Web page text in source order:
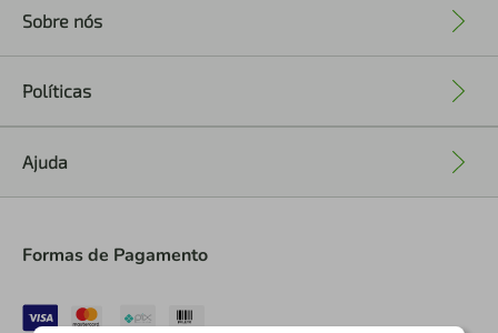
Sobre nós
Políticas
Ajuda
Formas de Pagamento